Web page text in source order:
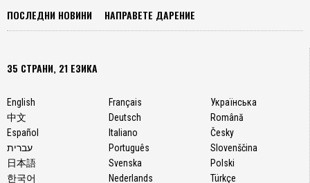
ПОСЛЕДНИ НОВИНИ НАПРАВЕТЕ ДАРЕНИЕ
35 СТРАНИ, 21 ЕЗИКА
English
中文
Español
עברית
日本語
한국어
Français
Deutsch
Italiano
Português
Svenska
Nederlands
Українська
Română
Česky
Slovenščina
Polski
Türkçe